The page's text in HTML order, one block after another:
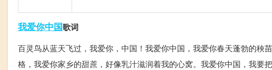
我爱你中国歌词
百灵鸟从蓝天飞过，我爱你，中国！我爱你中国，我爱你春天蓬勃的秧
格，我爱你家乡的甜蔗，好像乳汁滋润着我的心窝。我爱你中国，我要